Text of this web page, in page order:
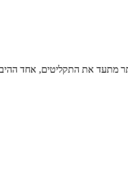
מתעד את התקליטים, אחד